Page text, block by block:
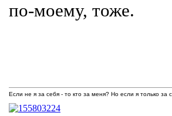
по-моему, тоже.
Если не я за себя - то кто за меня? Но если я только